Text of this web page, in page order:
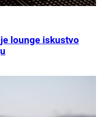
lounge iskustvo